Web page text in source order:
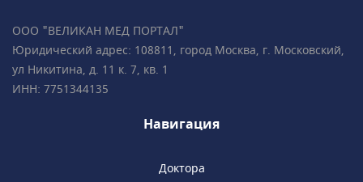
ООО "ВЕЛИКАН МЕД ПОРТАЛ"
Юридический адрес: 108811, город Москва, г. Московский,
ул Никитина, д. 11 к. 7, кв. 1
ИНН: 7751344135
Навигация
Доктора